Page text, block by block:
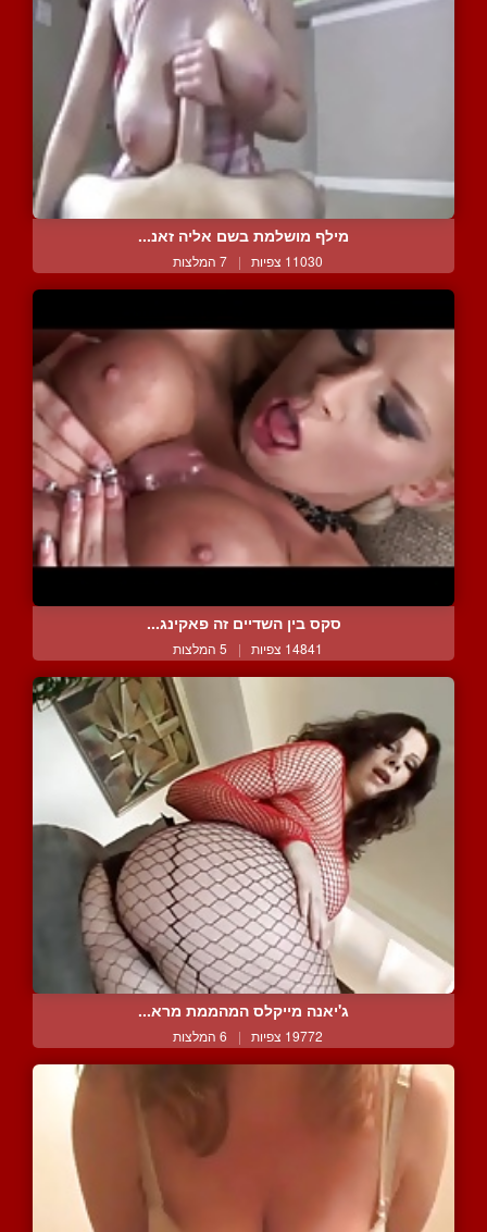
מילף מושלמת בשם אליה זאנ...
11030 צפיות | 7 המלצות
סקס בין השדיים זה פאקינג...
14841 צפיות | 5 המלצות
ג'יאנה מייקלס המהממת מרא...
19772 צפיות | 6 המלצות